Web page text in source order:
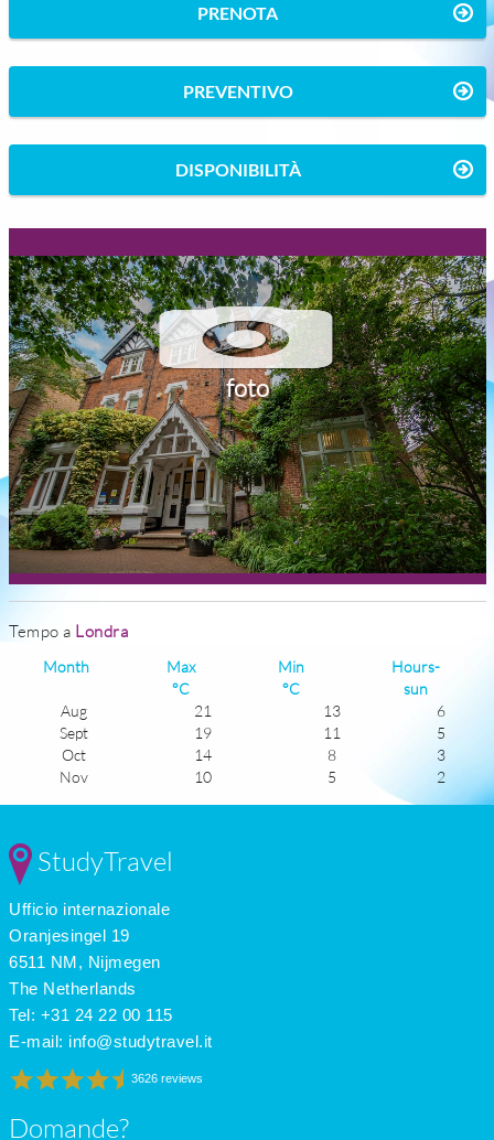
PRENOTA
PREVENTIVO
DISPONIBILITÀ
foto
Tempo a Londra
Month
Max
°C
Min
°C
Hours-
sun
Aug
21 13
6
Sept
19 11
5
Oct
14 8
3
Nov
10 5
2
Mar
May
June
July
StudyTravel
Ufficio internazionale
Oranjesingel 19
6511 NM, Nijmegen
The Netherlands
Tel: +31 24 22 00 115
E-mail: info@studytravel.it
3626 reviews
Domande?